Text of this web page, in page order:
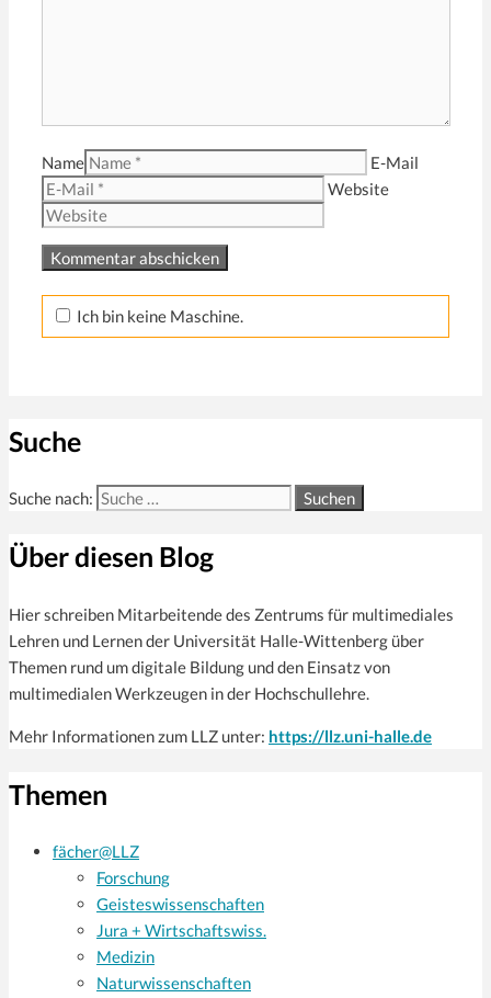
Name
E-Mail
Website
Ich bin keine Maschine.
Suche
Suche nach:
Über diesen Blog
Hier schreiben Mitarbeitende des Zentrums für multi­mediales
Lehren und Lernen der Universität Halle-Wittenberg über
Themen rund um digitale Bildung und den Einsatz von
multimedialen Werkzeugen in der Hochschullehre.
Mehr Informationen zum LLZ unter: https://llz.uni-halle.de
Themen
fächer@LLZ
Forschung
Geisteswissenschaften
Jura + Wirtschaftswiss.
Medizin
Naturwissenschaften